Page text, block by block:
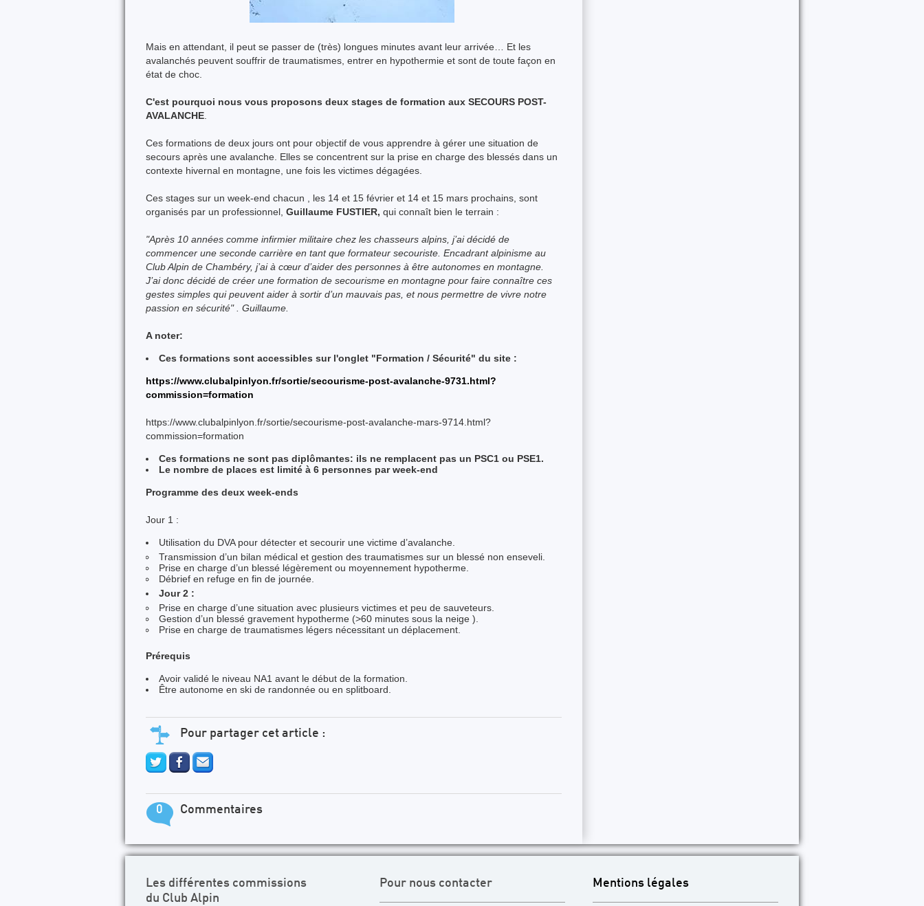
Mais en attendant, il peut se passer de (très) longues minutes avant leur arrivée… Et les
avalanchés peuvent souffrir de traumatismes, entrer en hypothermie et sont de toute façon en
état de choc.
C'est pourquoi nous vous proposons deux stages de formation aux SECOURS POST-
AVALANCHE
Ces formations de deux jours ont pour objectif de vous apprendre à gérer une situation de
secours après une avalanche. Elles se concentrent sur la prise en charge des blessés dans un
contexte hivernal en montagne, une fois les victimes dégagées.
Ces stages sur un week-end chacun , les 14 et 15 février et 14 et 15 mars prochains, sont
organisés par un professionnel, Guillaume FUSTIER, qui connaît bien le terrain :
"Après 10 années comme infirmier militaire chez les chasseurs alpins, j’ai décidé de
commencer une seconde carrière en tant que formateur secouriste. Encadrant alpinisme au
Club Alpin de Chambéry, j’ai à cœur d’aider des personnes à être autonomes en montagne.
J’ai donc décidé de créer une formation de secourisme en montagne pour faire connaître ces
gestes simples qui peuvent aider à sortir d’un mauvais pas, et nous permettre de vivre notre
passion en sécurité" . Guillaume.
A noter:
Ces formations sont accessibles sur l'onglet "Formation / Sécurité" du site :
https://www.clubalpinlyon.fr/sortie/secourisme-post-avalanche-9731.html?
commission=formation
https://www.clubalpinlyon.fr/sortie/secourisme-post-avalanche-mars-9714.html?
commission=formation
Ces formations ne sont pas diplômantes: ils ne remplacent pas un PSC1 ou PSE1.
Le nombre de places est limité à 6 personnes par week-end
Programme des deux week-ends
Jour 1 :
Utilisation du DVA pour détecter et secourir une victime d’avalanche.
Transmission d’un bilan médical et gestion des traumatismes sur un blessé non enseveli.
Prise en charge d’un blessé légèrement ou moyennement hypotherme.
Débrief en refuge en fin de journée.
Jour 2 :
Prise en charge d’une situation avec plusieurs victimes et peu de sauveteurs.
Gestion d’un blessé gravement hypotherme (>60 minutes sous la neige ).
Prise en charge de traumatismes légers nécessitant un déplacement.
Prérequis
Avoir validé le niveau NA1 avant le début de la formation.
Être autonome en ski de randonnée ou en splitboard.
Pour partager cet article :
0 Commentaires
Les différentes commissions
du Club Alpin
Pour nous contacter Mentions légales